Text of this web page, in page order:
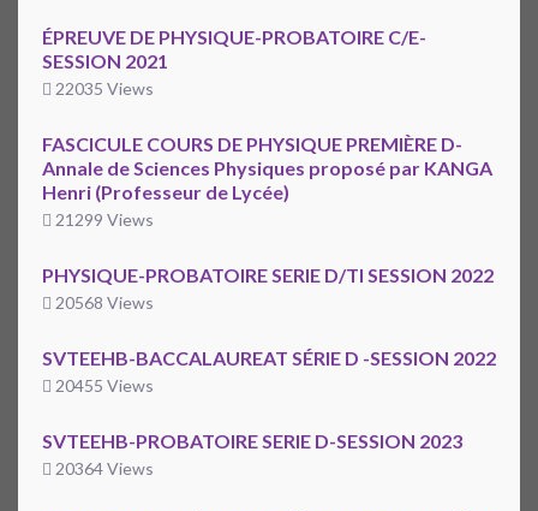
ÉPREUVE DE PHYSIQUE-PROBATOIRE C/E-
SESSION 2021
22035 Views
FASCICULE COURS DE PHYSIQUE PREMIÈRE D-
Annale de Sciences Physiques proposé par KANGA
Henri (Professeur de Lycée)
21299 Views
PHYSIQUE-PROBATOIRE SERIE D/TI SESSION 2022
20568 Views
SVTEEHB-BACCALAUREAT SÉRIE D -SESSION 2022
20455 Views
SVTEEHB-PROBATOIRE SERIE D-SESSION 2023
20364 Views